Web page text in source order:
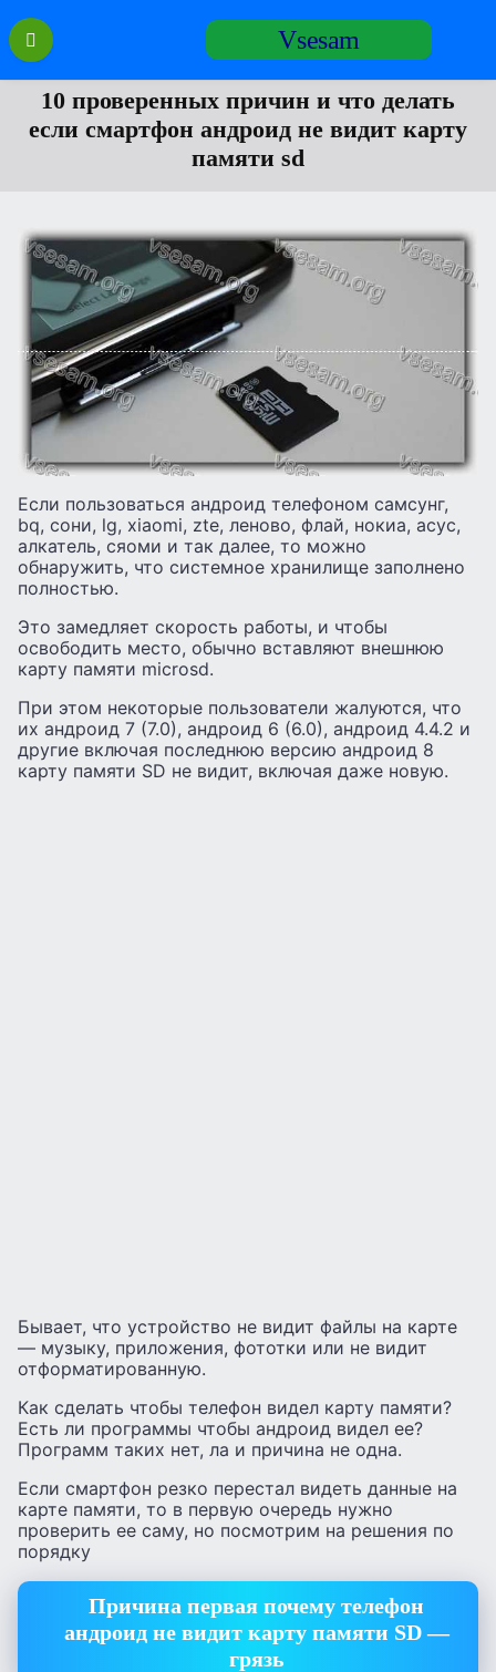
Перейти
содержанию
Vsesam
10 проверенных причин и что делать
если смартфон андроид не видит карту
памяти sd
Если пользоваться андроид телефоном самсунг,
bq, сони, lg, xiaomi, zte, леново, флай, нокиа, асус,
алкатель, сяоми и так далее, то можно
обнаружить, что системное хранилище заполнено
полностью.
Это замедляет скорость работы, и чтобы
освободить место, обычно вставляют внешнюю
карту памяти microsd.
При этом некоторые пользователи жалуются, что
их андроид 7 (7.0), андроид 6 (6.0), андроид 4.4.2 и
другие включая последнюю версию андроид 8
карту памяти SD не видит, включая даже новую.
Бывает, что устройство не видит файлы на карте
— музыку, приложения, фототки или не видит
отформатированную.
Как сделать чтобы телефон видел карту памяти?
Есть ли программы чтобы андроид видел ее?
Программ таких нет, ла и причина не одна.
Если смартфон резко перестал видеть данные на
карте памяти, то в первую очередь нужно
проверить ее саму, но посмотрим на решения по
порядку
Причина первая почему телефон
андроид не видит карту памяти SD —
грязь